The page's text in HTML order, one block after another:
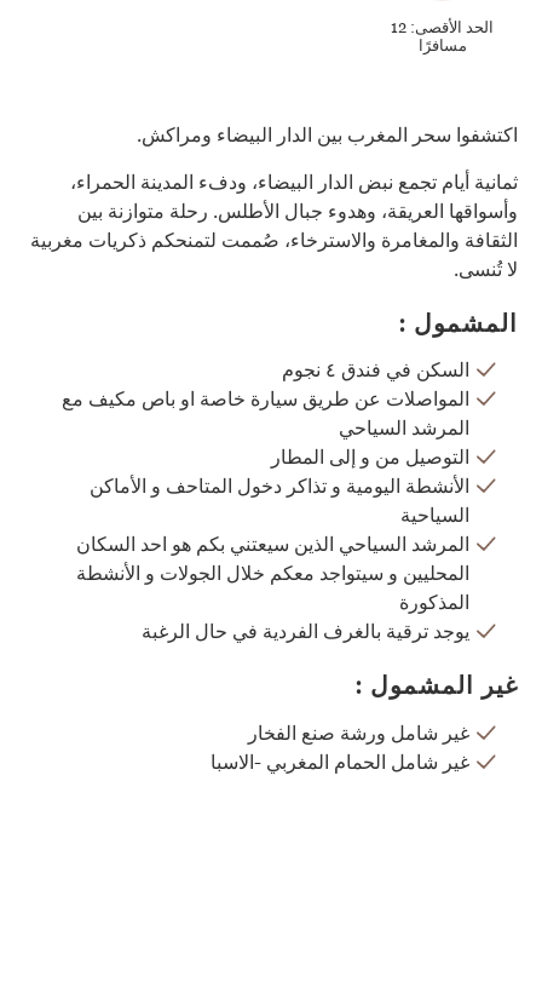
الحد الأقصى: 12
مسافرًا
اكتشفوا سحر المغرب بين الدار البيضاء ومراكش.
ثمانية أيام تجمع نبض الدار البيضاء، ودفء المدينة الحمراء،
وأسواقها العريقة، وهدوء جبال الأطلس. رحلة متوازنة بين
الثقافة والمغامرة والاسترخاء، صُممت لتمنحكم ذكريات مغربية
لا تُنسى.
المشمول :
السكن في فندق ٤ نجوم
المواصلات عن طريق سيارة خاصة او باص مكيف مع
المرشد السياحي
التوصيل من و إلى المطار
الأنشطة اليومية و تذاكر دخول المتاحف و الأماكن
السياحية
المرشد السياحي الذين سيعتني بكم هو احد السكان
المحليين و سيتواجد معكم خلال الجولات و الأنشطة
المذكورة
يوجد ترقية بالغرف الفردية في حال الرغبة
غير المشمول :
غير شامل ورشة صنع الفخار
غير شامل الحمام المغربي -الاسبا